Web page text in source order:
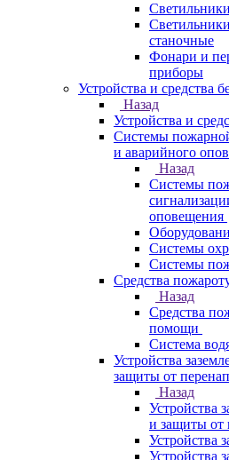
станочные
Фонари и
приборы
Устройства и средства
Назад
Устройства и
Системы
и аварийного
Назад
Системы
оповещения
Системы
Системы
Средства
Назад
Средства
помощи
Система
Устройства
защиты от
Назад
Устройства
и защиты от
Устройства
Устройства